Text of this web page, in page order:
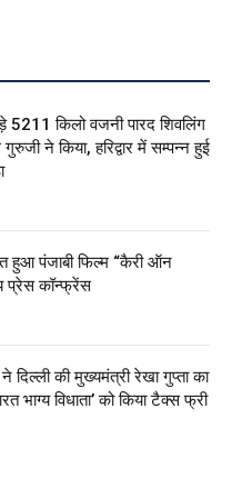
5211 किलो वजनी पारद शिवलिंग
गुरुजी ने किया, हरिद्वार में सम्पन्न हुई
हुआ पंजाबी फिल्म “कैरी ऑन
प्रेस कॉन्फ्रेंस
दिल्ली की मुख्यमंत्री रेखा गुप्ता का
भाग्य विधाता’ को किया टैक्स फ्री